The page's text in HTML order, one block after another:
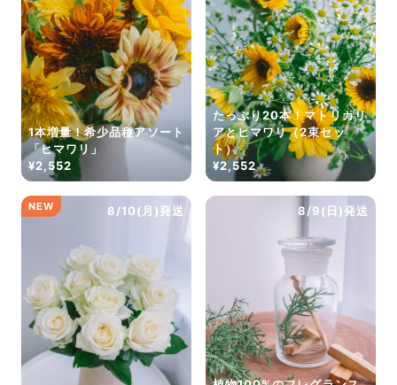
の目でチェックをしています。
よくある質問
Q. 毎月自動でお花が届くサービスですか？
いいえ、毎月自動でお届けするサービスではありません。好
きな時に好きな花をご注文いただけます。
Q. 配送できないエリアはありますか？
ただいま沖縄・離島エリアへの配送には対応しておりませ
ん。ご了承ください。
1本増量！希少品種アソート
「ヒマワリ」
¥2,552
たっぷり20本！マトリカリ
アとヒマワリ（2束セッ
ト）
¥2,552
8/10(月)発送
NEW 8/9(日)発送